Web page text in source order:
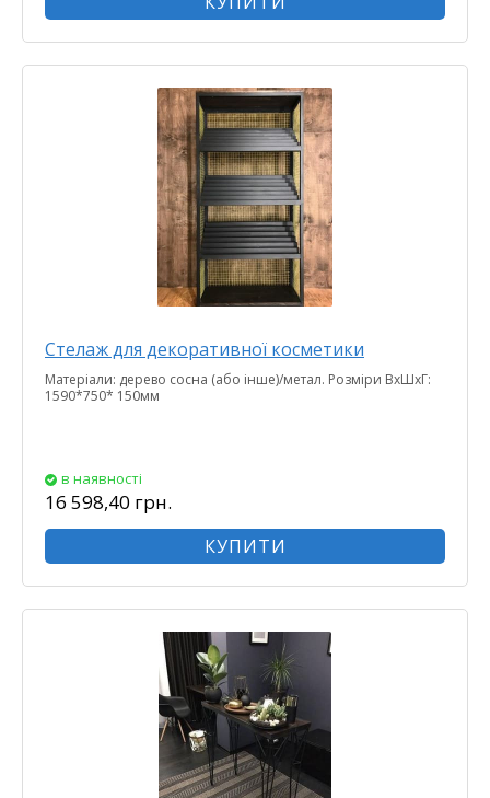
Стелаж для декоративної косметики
Матеріали: дерево сосна (або інше)/метал. Розміри ВхШхГ:
1590*750* 150мм
в наявності
16 598,40 грн.
КУПИТИ